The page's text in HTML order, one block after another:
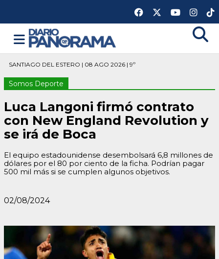
SANTIAGO DEL ESTERO | 08 AGO 2026 | 9º
Somos Deporte
Luca Langoni firmó contrato
con New England Revolution y
se irá de Boca
El equipo estadounidense desembolsará 6,8 millones de
dólares por el 80 por ciento de la ficha. Podrían pagar
500 mil más si se cumplen algunos objetivos.
02/08/2024